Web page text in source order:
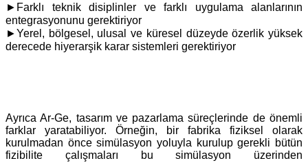
► Farklı teknik disiplinler ve farklı uygulama alanlarının
entegrasyonunu gerektiriyor
►Yerel, bölgesel, ulusal ve küresel düzeyde özerlik yüksek
derecede hiyerarşik karar sistemleri gerektiriyor
Ayrıca Ar-Ge, tasarım ve pazarlama süreçlerinde de önemli
farklar yaratabiliyor. Örneğin, bir fabrika fiziksel olarak
kurulmadan önce simülasyon yoluyla kurulup gerekli bütün
fizibilite çalışmaları bu simülasyon üzerinden